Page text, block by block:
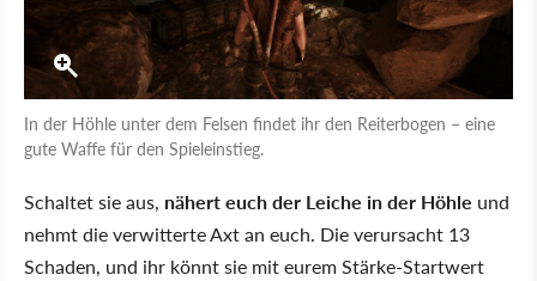
In der Höhle unter dem Felsen findet ihr den Reiterbogen – eine
gute Waffe für den Spieleinstieg.
Schaltet sie aus, nähert euch der Leiche in der Höhle und
nehmt die verwitterte Axt an euch. Die verursacht 13
Schaden, und ihr könnt sie mit eurem Stärke-Startwert